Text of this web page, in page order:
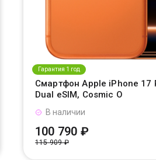
Гарантия 1 год
Смартфон Apple iPhone 17
Dual eSIM, Cosmic O
В наличии
100 790 ₽
115 909 ₽